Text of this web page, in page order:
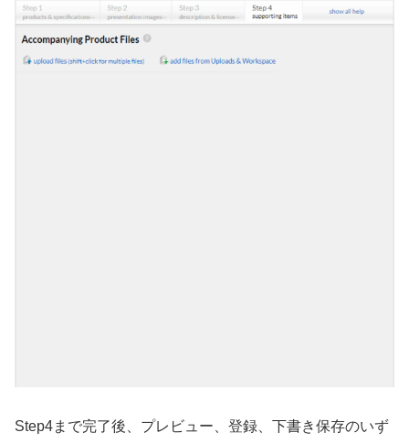
Step4まで完了後、プレビュー、登録、下書き保存のいず